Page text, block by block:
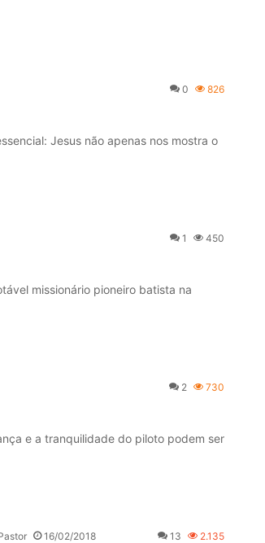
0 826
Jesus não apenas nos mostra o
1 450
missionário pioneiro batista na
2 730
e a tranquilidade do piloto podem ser
16/02/2018 13 2.135